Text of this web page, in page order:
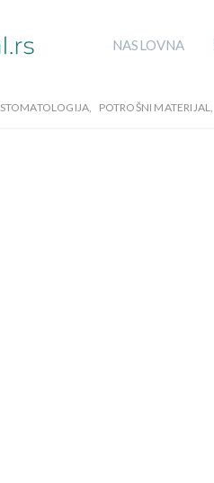
NASLOVNA
STOMATOLOGIJA, POTROŠNI MATERIJAL,